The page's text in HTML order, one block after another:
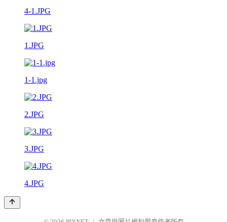
4-1.JPG
1.JPG
1-1.jpg
2.JPG
3.JPG
4.JPG